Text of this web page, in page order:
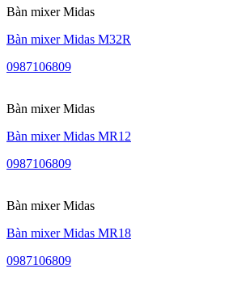
Bàn mixer Midas
Bàn mixer Midas M32R
0987106809
Bàn mixer Midas
Bàn mixer Midas MR12
0987106809
Bàn mixer Midas
Bàn mixer Midas MR18
0987106809